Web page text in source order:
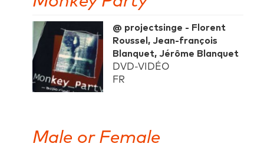
@ projectsinge - Florent
Roussel, Jean-françois
Blanquet, Jérôme Blanquet
DVD-VIDÉO
FR
Male or Female